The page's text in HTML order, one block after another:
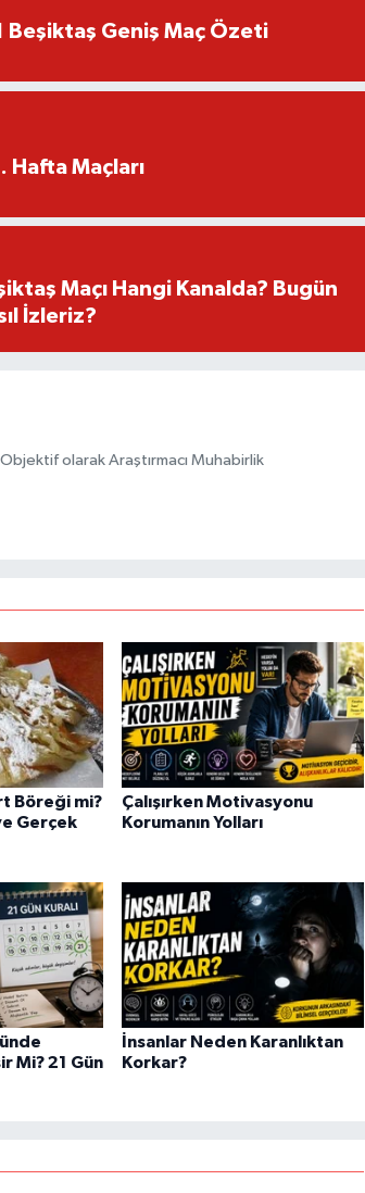
Beşiktaş Geniş Maç Özeti
Hafta Maçları
Maçı Hangi Kanalda? Bugün
İzleriz?
olarak Araştırmacı Muhabirlik
Böreği mi?
Gerçek
Çalışırken Motivasyonu
Korumanın Yolları
Mi? 21 Gün
İnsanlar Neden Karanlıktan
Korkar?